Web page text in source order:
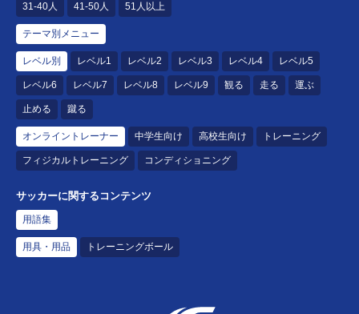
31-40人 41-50人 51人以上
テーマ別メニュー
レベル別 レベル1 レベル2 レベル3 レベル4 レベル5
レベル6 レベル7 レベル8 レベル9 観る 走る 運ぶ
止める 蹴る
オンライントレーナー 中学生向け 高校生向け トレーニング
フィジカルトレーニング コンディショニング
サッカーに関するコンテンツ
用語集
用具・用品 トレーニングボール